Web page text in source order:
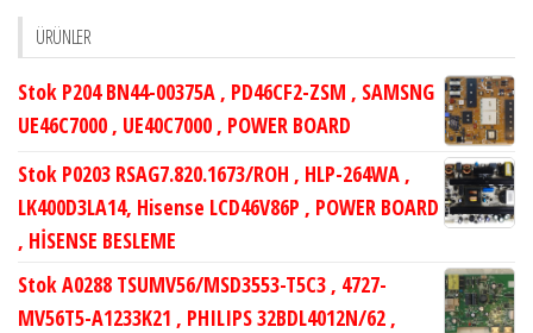
ÜRÜNLER
Stok P204 BN44-00375A , PD46CF2-ZSM , SAMSNG
UE46C7000 , UE40C7000 , POWER BOARD
Stok P0203 RSAG7.820.1673/ROH , HLP-264WA ,
LK400D3LA14, Hisense LCD46V86P , POWER BOARD
, HİSENSE BESLEME
Stok A0288 TSUMV56/MSD3553-T5C3 , 4727-
MV56T5-A1233K21 , PHILIPS 32BDL4012N/62 ,